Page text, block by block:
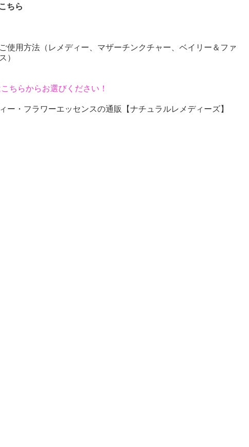
ちら
使用方法（レメディー、マザーチンクチャー、ベイリー＆ファ
）
ちらからお選びください！
ー・フラワーエッセンスの通販【ナチュラルレメディーズ】